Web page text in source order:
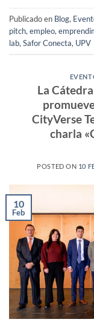
Publicado en Blog,
pitch, empleo,
lab, Safor Conecta, UPV
La
CityVerse
charla
POSTED ON 10
10
Feb